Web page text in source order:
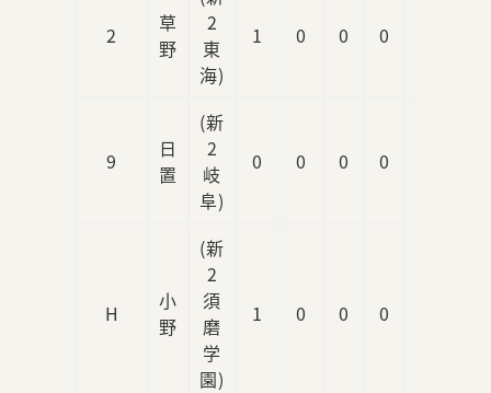
2
草
野
2
東
海)
1 0 0 0
9
日
置
(新
2
岐
阜)
0 0 0 0
H
小
野
(新
2
須
磨
学
園)
1 0 0 0